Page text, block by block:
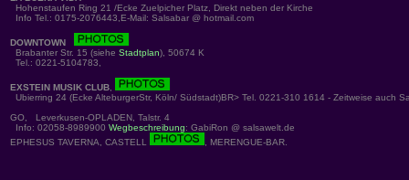
Hohenstaufen Ring 21 /Ecke Zuelpicher Platz, Direkt neben der Kirche
Info Tel.: 0175-2076443,E-Mail: Salsabar @ hotmail.com
DOWNTOWN
Brabanter Str. 15 (siehe Stadtplan), 50674 K
Tel.: 0221-5104783,
EXSTEIN MUSIK CLUB,
Ubierring 24 (Ecke AlteburgerStr, Köln/ Südstadt)BR> Tel. 0221-310 1614 - Zeitweise auch
GO, Leverkusen-OPLADEN, Talstr. 4
Info: 02058-8989900 Wegbeschreibung: GabiRon @ salsawelt.de
EPHESUS TAVERNA, CASTELL
, MERENGUE-BAR.